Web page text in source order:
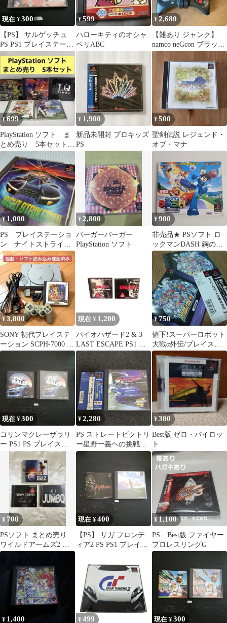
現在 ¥300
【PS】 サルゲッチュ
PS PS1 プレイステーシ
ョン
¥599
ハローキティのオシャ
ベリABC
¥2,680
【難あり ジャンク】
namco neGcon ブラック
ネジコン ps1
¥699
PlayStation ソフト ま
とめ売り 5本セット
ps1 ソフト
¥ 1,900
新品未開封 ブロキッズ
PS
¥500
聖剣伝説 レジェンド・
オブ・マナ
¥1,000
PS プレイステーショ
ン ナイトストライカ
ー
¥ 2,800
バーガーバーガー
PlayStation ソフト
¥900
非売品★ PSソフト ロ
ックマンDASH 鋼の冒
険心 体験版
¥3,000
SONY 初代プレイステ
ーション SCPH-7000 動
作確認済み
現在 ¥ 1,200
バイオハザード2 & 3
LAST ESCAPE PS1 ソ
フト2本セット
¥750
値下!スーパーロボット
大戦α外伝/プレイステ
ーション·帯付き！
現在 ¥300
コリンマクレーザラリ
ー PS1 PS プレイステ
ーション
¥2,280
PS ストレートビクトリ
ー星野一義ヘの挑戦～
帯付き
¥300
Best版 ゼロ・パイロッ
ト
¥ 700
PSソフト まとめ売り
ワイルドアームズ2 デ
ィノクライシス XI[sai]
現在 ¥400
【PS】 サガ フロンテ
ィア2 PS PS1 プレイス
¥1,100
PS Best版 ファイヤー
プロレスリングG
¥ 1,400 ¥ 499 現在 ¥300